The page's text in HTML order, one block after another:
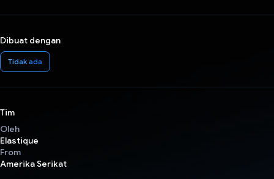
Dibuat dengan
Tidak ada
Tim
Oleh
Elastique
From
Amerika Serikat